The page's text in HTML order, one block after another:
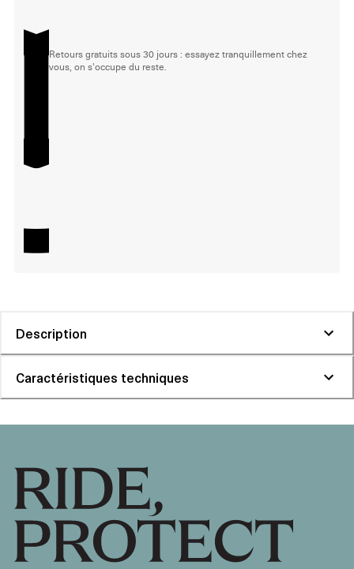
Retours gratuits sous 30 jours : essayez tranquillement chez
vous, on s'occupe du reste.
Description
Caractéristiques techniques